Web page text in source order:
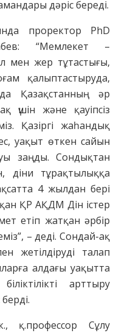
дәріс береді.
проректор PhD
“Мемлекет –
мен жер тұтастығы,
қалыптастыруда,
Қазақстанның әр
үшін және қауіпсіз
Қазіргі жаһандық
уақыт өткен сайын
заңды. Сондықтан
діни тұрақтылыққа
4 жылдан бері
ҚР АҚДМ Дін істер
етіп жатқан әрбір
– деді. Сондай-ақ
жетілдіруді талап
алдағы уақытта
арттыру
қ.профессор Сұлу